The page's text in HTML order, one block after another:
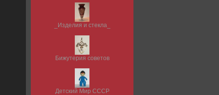
_Изделия и стекла_
Бижутерия советов
Детский Мир СССР